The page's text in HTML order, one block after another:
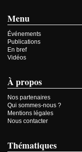
Menu
Événements
Publications
En bref
Vidéos
À propos
Nos partenaires
Qui sommes-nous ?
Mentions légales
Nous contacter
Thématiques